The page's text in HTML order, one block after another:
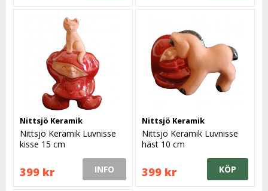
Nittsjö Keramik
Nittsjö Keramik Luvnisse
kisse 15 cm
399 kr INFO
Nittsjö Keramik
Nittsjö Keramik Luvnisse
häst 10 cm
399 kr KÖP